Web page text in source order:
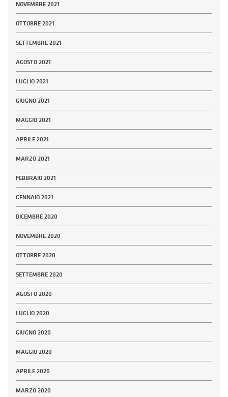
NOVEMBRE 2021
OTTOBRE 2021
SETTEMBRE 2021
AGOSTO 2021
LUGLIO 2021
GIUGNO 2021
MAGGIO 2021
APRILE 2021
MARZO 2021
FEBBRAIO 2021
GENNAIO 2021
DICEMBRE 2020
NOVEMBRE 2020
OTTOBRE 2020
SETTEMBRE 2020
AGOSTO 2020
LUGLIO 2020
GIUGNO 2020
MAGGIO 2020
APRILE 2020
MARZO 2020